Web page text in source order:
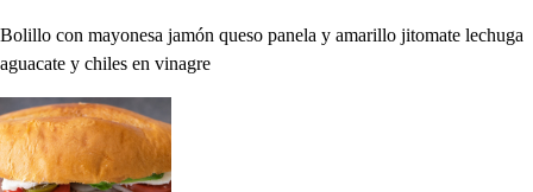
Bolillo con mayonesa jamón queso panela y amarillo jitomate lechuga
aguacate y chiles en vinagre